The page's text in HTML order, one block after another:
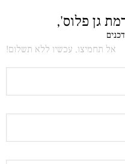
גן פלוס',
אל תחמיצו, עכשיו ללא תשלום!